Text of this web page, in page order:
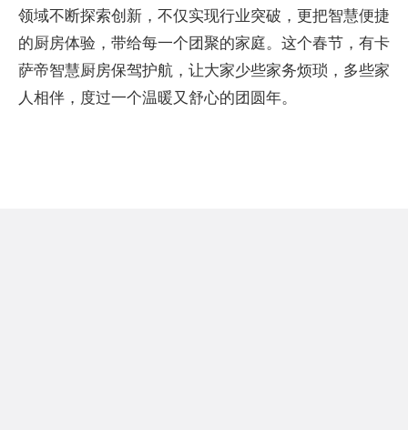
领域不断探索创新，不仅实现行业突破，更把智慧便捷
的厨房体验，带给每一个团聚的家庭。这个春节，有卡
萨帝智慧厨房保驾护航，让大家少些家务烦琐，多些家
人相伴，度过一个温暖又舒心的团圆年。